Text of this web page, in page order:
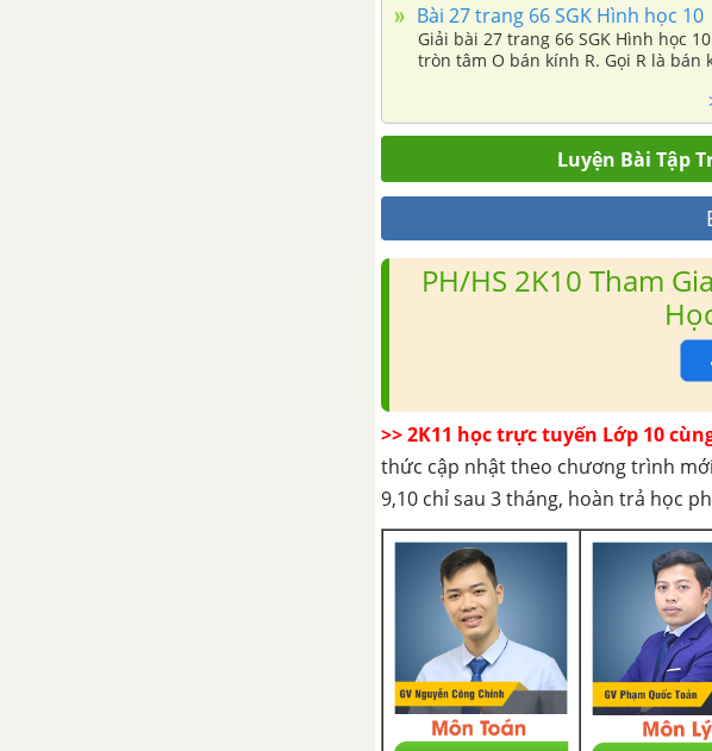
Bài 27 trang 66 SGK Hình học 10
Giải bài 27 trang 66 SGK Hình học
tròn tâm O bán kính R. Gọi R là
Luyện Bài Tập
PH/HS 2K10 Tham
>> 2K11 học trực tuyến Lớp 10
thức cập nhật theo chương trình
9,10 chỉ sau 3 tháng, hoàn trả học